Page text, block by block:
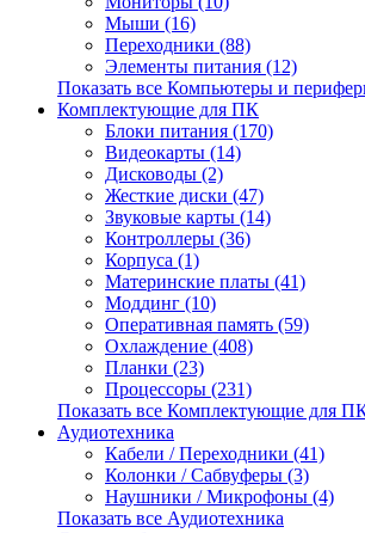
Мыши (16)
Переходники (88)
Элементы питания (12)
Показать все Компьютеры и
Комплектующие для ПК
Блоки питания (170)
Видеокарты (14)
Дисководы (2)
Жесткие диски (47)
Звуковые карты (14)
Контроллеры (36)
Корпуса (1)
Материнские платы (41)
Моддинг (10)
Оперативная память (59)
Охлаждение (408)
Планки (23)
Процессоры (231)
Показать все Комплектующие для
Аудиотехника
Кабели / Переходники (41)
Колонки / Сабвуферы (3)
Наушники / Микрофоны (4)
Показать все Аудиотехника